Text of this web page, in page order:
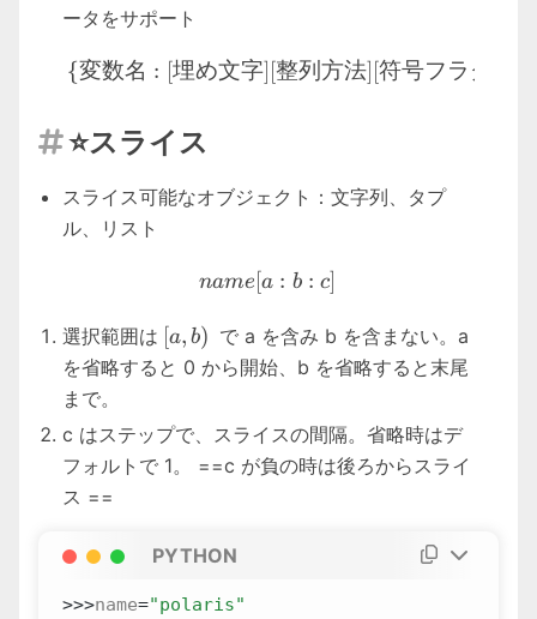
ータをサポート
\{変数名:[埋め文字][整列
{変数名 : [埋め文字] [整列方法] [符号フラグ
⭐スライス
スライス可能なオブジェクト：文字列、タプ
ル、リスト
name[a:b:c]
name[a : b : c]
選択範囲は [a,b)
[a, b) で a を含み b を含まない。a
を省略すると 0 から開始、b を省略すると末尾
まで。
c はステップで、スライスの間隔。省略時はデ
フォルトで 1。 ==c が負の時は後ろからスライ
ス ==
PYTHON
>>>name="polaris"